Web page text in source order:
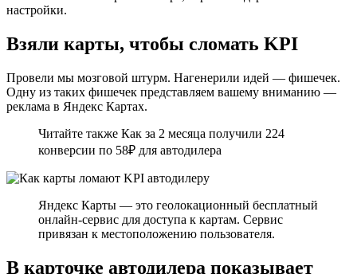
настройки.
Взяли карты, чтобы сломать KPI
Провели мы мозговой штурм. Нагенерили идей — фишечек.
Одну из таких фишечек представляем вашему вниманию —
реклама в Яндекс Картах.
Читайте также Как за 2 месяца получили 224
конверсии по 58₽ для автодилера
Яндекс Карты — это геолокационный бесплатный
онлайн-сервис для доступа к картам. Сервис
привязан к местоположению пользователя.
В карточке автодилера показывает